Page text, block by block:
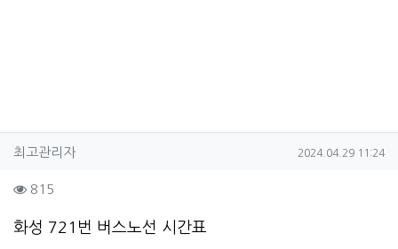
작성자 정보
최고관리자작성 작성일
2024.04.29 11:24
컨텐츠 정보
815
본문
화성 721번 버스노선 시간표